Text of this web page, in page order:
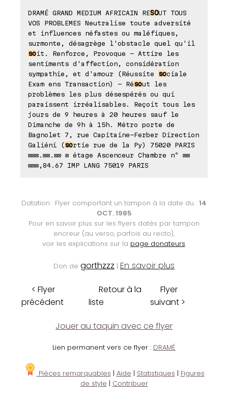
DRAMÉ GRAND MEDIUM AFRICAIN RESOUT TOUS
VOS PROBLEMES Neutralise toute adversité
et influences néfastes ou maléfiques,
surmonte, désagrège l'obstacle quel qu'il
soit. Renforce, Provoque - Attire les
sentiments d'affection, considération
sympathie, et d'amour (Réussite sociale
Exam ens Transaction) - Résout les
problèmes les plus désespérés ou qui
paraissent irréalisables. Reçoit tous les
jours de 9 heures à 20 heures sauf le
Dimanche de 9h à 15h. Métro porte de
Bagnolet 7, rue Capitaine-Ferber Direction
Galiéni (sortie rue de la Py) 75020 PARIS
⊠⊠⊠.⊠⊠.⊠⊠ ⊠ étage Ascenceur Chambre nº ⊠⊠
⊠⊠⊠,84.67 IMP LANG 75019 PARIS
Datation : Flyer comportant un tampon à la date du : 14
OCT. 1985
Pour en savoir plus sur les flyers datés par tampon
encreur (au verso, parfois au recto),
voir les explications sur la page donateurs.
Don de gorthzzz | En savoir plus
< Flyer
précédent
Retour à la
liste
Flyer
suivant >
Jouer au taquin avec ce flyer
Lien permanent vers ce flyer : DRAMÉ
Pièces remarquables | Aide | Statistiques | Figures
de style | Contribuer